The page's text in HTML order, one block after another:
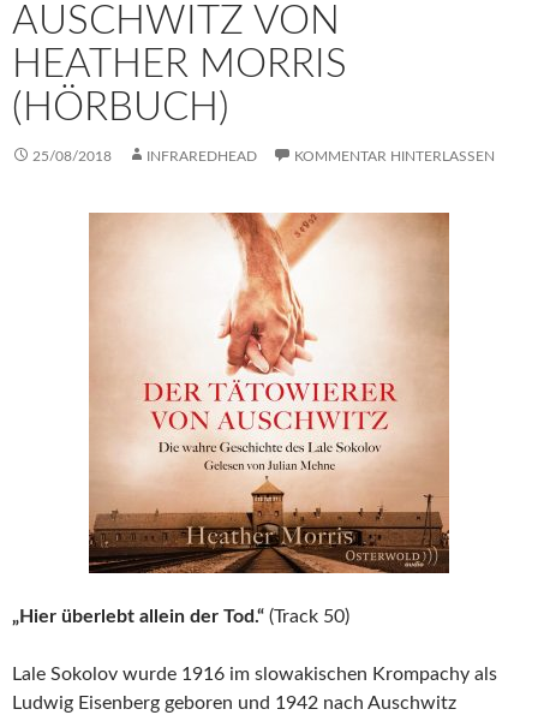
AUSCHWITZ VON
HEATHER MORRIS
(HÖRBUCH)
25/08/2018 INFRAREDHEAD KOMMENTAR HINTERLASSEN
„Hier überlebt allein der Tod.“ (Track 50)
Lale Sokolov wurde 1916 im slowakischen Krompachy als
Ludwig Eisenberg geboren und 1942 nach Auschwitz